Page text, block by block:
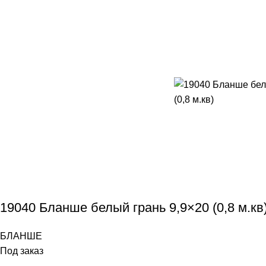
19040 Бланше белый грань 9,9×20 (0,8
БЛАНШЕ
Под заказ